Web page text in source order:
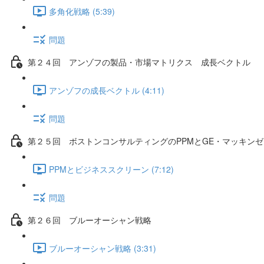
多角化戦略 (5:39)
問題
第２４回 アンゾフの製品・市場マトリクス 成長ベクトル
アンゾフの成長ベクトル (4:11)
問題
第２５回 ボストンコンサルティングのPPMとGE・マッキン
PPMとビジネススクリーン (7:12)
問題
第２６回 ブルーオーシャン戦略
ブルーオーシャン戦略 (3:31)